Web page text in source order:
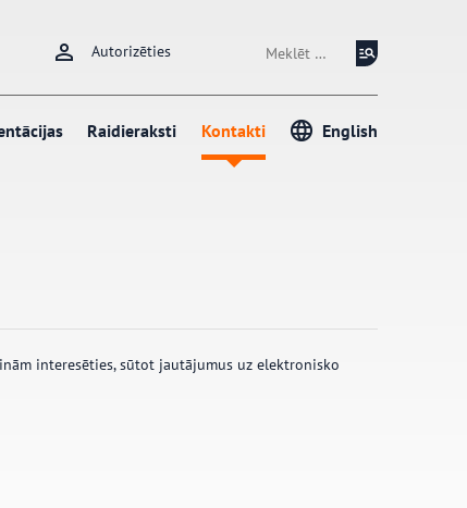
Autorizēties Meklēt:
Raidieraksti Kontakti English
interesēties, sūtot jautājumus uz elektronisko